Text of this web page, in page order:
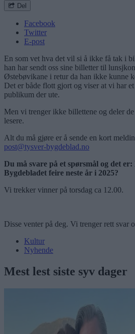
Del
Facebook
Twitter
E-post
En som vet hva det vil si å ikke få tak i
han har sendt oss sine billetter til
Østebøvikane i retur da han ikke kunne
Det er både flott gjort og viser at vi har
publikum der ute.
Men vi trenger ikke billettene og deler
lesere.
Alt du må gjøre er å sende en kort
post@tysver-bygdeblad.no
Du må svare på et spørsmål og det
Bygdebladet feire neste år i 2025?
Vi trekker vinner på torsdag ca 12.00.
Disse venter på deg. Vi trenger rett svar
Kultur
Nyhende
Mest lest siste syv dager